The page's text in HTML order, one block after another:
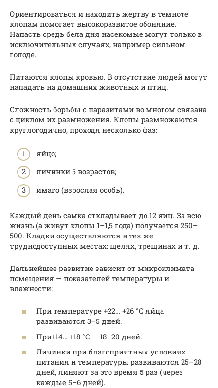
Ориентироваться и находить жертву в темноте
клопам помогает высокоразвитое обоняние.
Напасть средь бела дня насекомые могут только в
исключительных случаях, например сильном
голоде.
Питаются клопы кровью. В отсутствие людей могут
нападать на домашних животных и птиц.
Сложность борьбы с паразитами во многом связана
с циклом их размножения. Клопы размножаются
круглогодично, проходя несколько фаз:
яйцо;
личинки 5 возрастов;
имаго (взрослая особь).
Каждый день самка откладывает до 12 яиц. За всю
жизнь (а живут клопы 1–1,5 года) получается 250–
500. Кладки осуществляются в тех же
труднодоступных местах: щелях, трещинах и т. д.
Дальнейшее развитие зависит от микроклимата
помещения — показателей температуры и
влажности:
При температуре +22… +26 °С яйца
развиваются 3–5 дней.
При+14… +18 °С — 18–20 дней.
Личинки при благоприятных условиях
питания и температуры развиваются 25–28
дней, линяют за это время 5 раз (через
каждые 5–6 дней).